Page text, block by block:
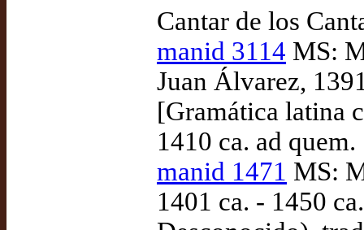
Cantar de los
manid 3114 MS:
Juan Álvarez,
[Gramática latina
1410 ca. ad quem.
manid 1471 MS:
1401 ca. - 1450